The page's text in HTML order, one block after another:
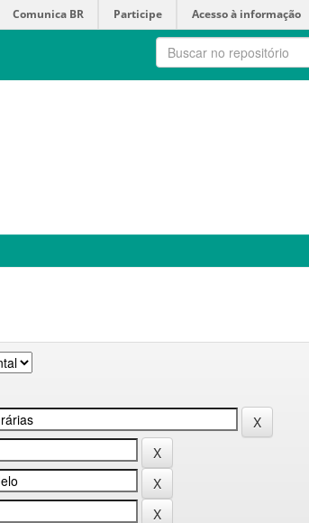
Comunica BR Participe Acesso à informação